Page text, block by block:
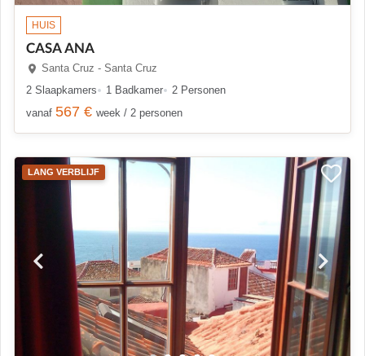
HUIS
CASA ANA
Santa Cruz - Santa Cruz
2 Slaapkamers
1 Badkamer
2 Personen
vanaf 567 € week / 2 personen
LANG VERBLIJF